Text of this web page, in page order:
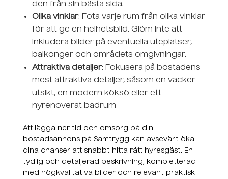
den från sin bästa sida.
Olika vinklar: Fota varje rum från olika vinklar
för att ge en helhetsbild. Glöm inte att
inkludera bilder på eventuella uteplatser,
balkonger och områdets omgivningar.
Attraktiva detaljer: Fokusera på bostadens
mest attraktiva detaljer, såsom en vacker
utsikt, en modern köksö eller ett
nyrenoverat badrum
Att lägga ner tid och omsorg på din
bostadsannons på Samtrygg kan avsevärt öka
dina chanser att snabbt hitta rätt hyresgäst. En
tydlig och detaljerad beskrivning, kompletterad
med högkvalitativa bilder och relevant praktisk